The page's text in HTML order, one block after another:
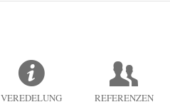
VEREDELUNG REFERENZEN